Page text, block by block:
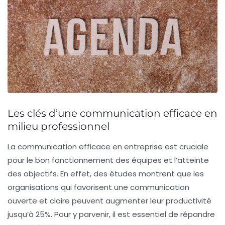
Les clés d’une communication efficace en
milieu professionnel
La communication efficace en entreprise est cruciale
pour le bon fonctionnement des équipes et l’atteinte
des objectifs. En effet, des études montrent que les
organisations qui favorisent une communication
ouverte et claire peuvent augmenter leurproductivité
jusqu’à 25%. Pour y parvenir, il est essentiel de répandre